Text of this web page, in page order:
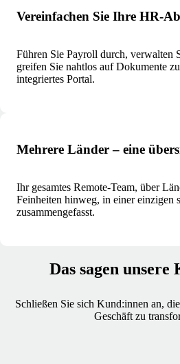
Vereinfachen Sie Ihre HR-
Führen Sie Payroll durch, verwalten
greifen Sie nahtlos auf Dokumente
integriertes Portal.
Mehrere Länder – eine
Ihr gesamtes Remote-Team, über
Feinheiten hinweg, in einer einzigen
zusammengefasst.
Das sagen unsere
Schließen Sie sich Kund:innen an,
Geschäft zu